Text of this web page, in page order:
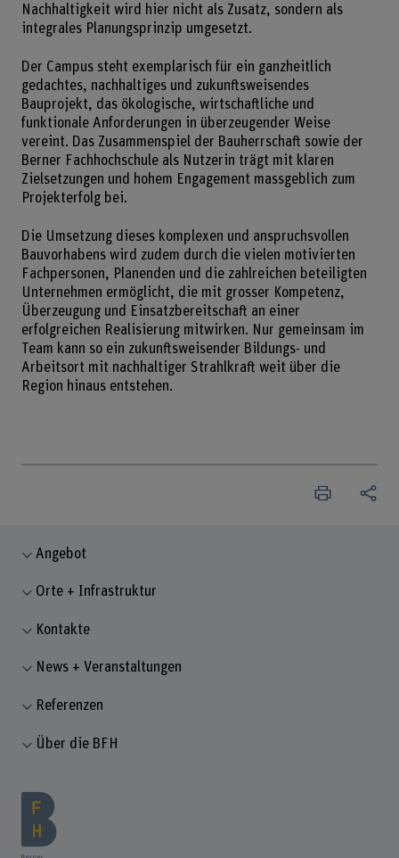
Nachhaltigkeit wird hier nicht als Zusatz, sondern als
integrales Planungsprinzip umgesetzt.
Der Campus steht exemplarisch für ein ganzheitlich
gedachtes, nachhaltiges und zukunftsweisendes
Bauprojekt, das ökologische, wirtschaftliche und
funktionale Anforderungen in überzeugender Weise
vereint. Das Zusammenspiel der Bauherrschaft sowie der
Berner Fachhochschule als Nutzerin trägt mit klaren
Zielsetzungen und hohem Engagement massgeblich zum
Projekterfolg bei.
Die Umsetzung dieses komplexen und anspruchsvollen
Bauvorhabens wird zudem durch die vielen motivierten
Fachpersonen, Planenden und die zahlreichen beteiligten
Unternehmen ermöglicht, die mit grosser Kompetenz,
Überzeugung und Einsatzbereitschaft an einer
erfolgreichen Realisierung mitwirken. Nur gemeinsam im
Team kann so ein zukunftsweisender Bildungs- und
Arbeitsort mit nachhaltiger Strahlkraft weit über die
Region hinaus entstehen.
Angebot
Orte + Infrastruktur
Kontakte
News + Veranstaltungen
Referenzen
Über die BFH